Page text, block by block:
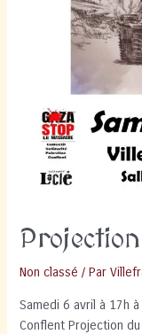
Non classé / Par
Samedi 6 avril à 17h
Conflent Projection du